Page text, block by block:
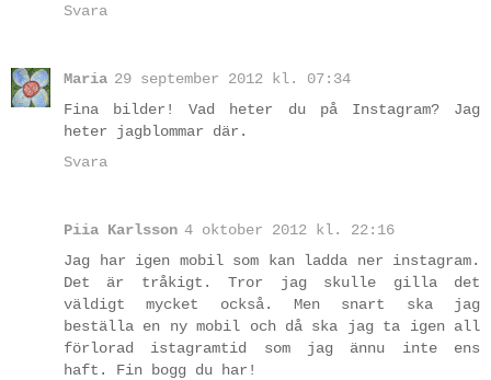
Svara
Maria 29 september 2012 kl. 07:34
Fina bilder! Vad heter du på Instagram? Jag
heter jagblommar där.
Svara
Piia Karlsson 4 oktober 2012 kl. 22:16
Jag har igen mobil som kan ladda ner instagram.
Det är tråkigt. Tror jag skulle gilla det
väldigt mycket också. Men snart ska jag
beställa en ny mobil och då ska jag ta igen all
förlorad istagramtid som jag ännu inte ens
haft. Fin bogg du har!